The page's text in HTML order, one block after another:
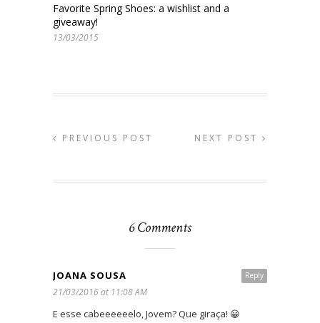
Favorite Spring Shoes: a wishlist and a
giveaway!
13/03/2015
PREVIOUS POST NEXT POST
6 Comments
Reply
JOANA SOUSA
21/03/2016 at 11:08 AM
E esse cabeeeeeelo, Jovem? Que giraça! 😀